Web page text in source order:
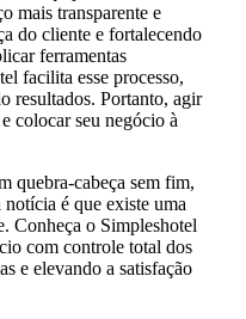
mais transparente e
do cliente e fortalecendo
ferramentas
facilita esse processo,
resultados. Portanto, agir
colocar seu negócio à
quebra-cabeça sem fim,
é que existe uma
Conheça o Simpleshotel
com controle total dos
e elevando a satisfação